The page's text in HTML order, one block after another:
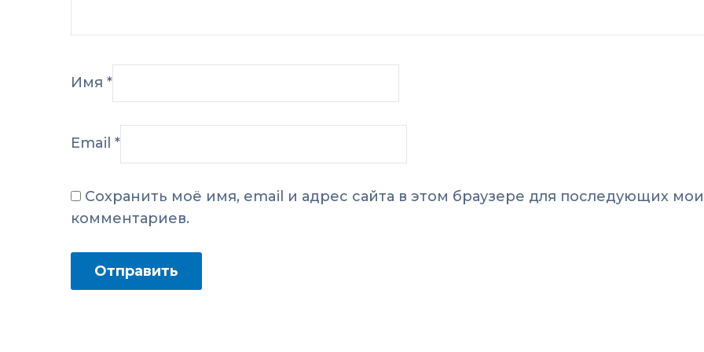
Имя *
Email *
Сохранить моё имя, email и адрес сайта в этом браузере для последующих
комментариев.